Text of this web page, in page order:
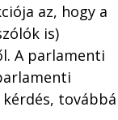
az, hogy a
is)
A parlamenti
továbbá